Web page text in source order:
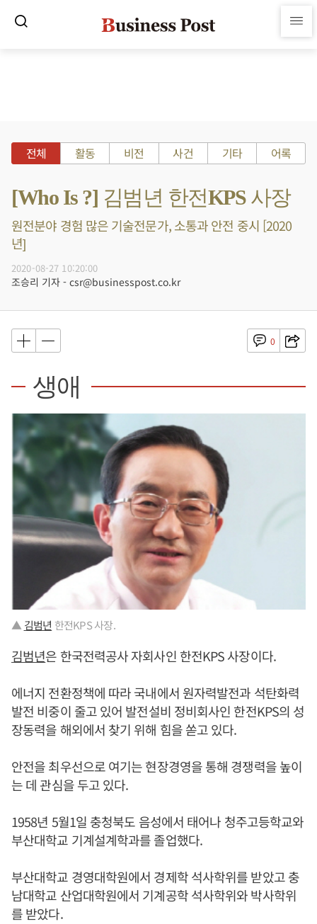
전체 활동 비전 사건 기타 어록
[Who Is ?] 김범년 한전KPS 사장
원전분야 경험 많은 기술전문가, 소통과 안전 중시 [2020
년]
2020-08-27 10:20:00
조승리 기자 - csr@businesspost.co.kr
0
생애
▲김범년 한전KPS 사장.
김범년은 한국전력공사 자회사인 한전KPS 사장이다.
에너지 전환정책에 따라 국내에서 원자력발전과 석탄화력
발전 비중이 줄고 있어 발전설비 정비회사인 한전KPS의 성
장동력을 해외에서 찾기 위해 힘을 쏟고 있다.
안전을 최우선으로 여기는 현장경영을 통해 경쟁력을 높이
는 데 관심을 두고 있다.
1958년 5월1일 충청북도 음성에서 태어나 청주고등학교와
부산대학교 기계설계학과를 졸업했다.
부산대학교 경영대학원에서 경제학 석사학위를 받았고 충
남대학교 산업대학원에서 기계공학 석사학위와 박사학위
를 받았다.